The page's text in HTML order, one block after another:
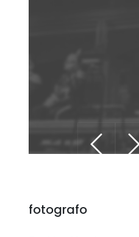
fotografo